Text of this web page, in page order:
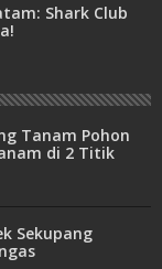
Shark Club
Tanam Pohon
di 2 Titik
Sekupang